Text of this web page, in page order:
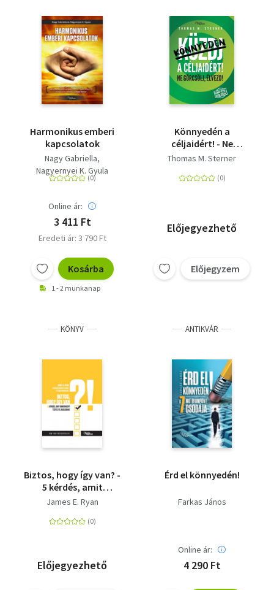
Harmonikus emberi
kapcsolatok
Nagy Gabriella
Nagyernyei K. Gyula
Online ár:
3 411 Ft
Eredeti ár: 3 790 Ft
Kosárba
1 - 2 munkanap
Könnyedén a
céljaidért! - Ne
görcsölj, élvezd!
Thomas M. Sterner
Előjegyezhető
Előjegyzem
KÖNYV
Biztos, hogy így van? -
5 kérdés, amit
mindenképp tegyél fel
James E. Ryan
Előjegyezhető
ANTIKVÁR
Érd el könnyedén!
Farkas János
Online ár:
4 290 Ft